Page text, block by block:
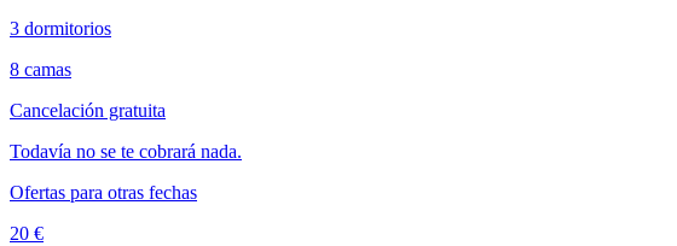
3 dormitorios
8 camas
Cancelación gratuita
Todavía no se te cobrará nada.
Ofertas para otras fechas
20 €